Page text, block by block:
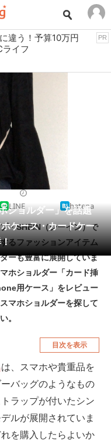
ドア用品
ゃ・ホビー
ツ・お菓子
・携帯電話
ション
・CD
品
コスメ
イク
飲料・お酒
違う！予算10万円
イフ
PR
ショルダー」を話題
ケース・カードケー
LINE hatena
・SHEIN（シーイン）で
るファッションアイテム
ーも豊富に展開していま
ホショルダー「カード挿
用ケース」をレビュー
マホショルダーを探して
。
目次を表示
は、スマホや貴重品を
バッグのようなもの
ラップが付いたシン
ルが展開されていま
を購入したらよいか